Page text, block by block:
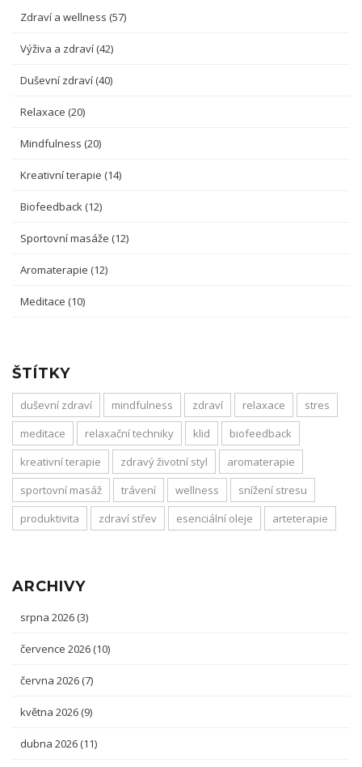
Zdraví a wellness (57)
Výživa a zdraví (42)
Duševní zdraví (40)
Relaxace (20)
Mindfulness (20)
Kreativní terapie (14)
Biofeedback (12)
Sportovní masáže (12)
Aromaterapie (12)
Meditace (10)
ŠTÍTKY
duševní zdraví mindfulness zdraví relaxace
stres
meditace
relaxační techniky klid
biofeedback
kreativní terapie
zdravý životní styl
aromaterapie
sportovní masáž
trávení wellness
snížení stresu
produktivita
zdraví střev esenciální oleje arteterapie
ARCHIVY
srpna 2026 (3)
července 2026 (10)
června 2026 (7)
května 2026 (9)
dubna 2026 (11)